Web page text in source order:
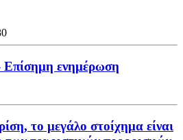
ενημέρωση
το μεγάλο στοίχημα είναι